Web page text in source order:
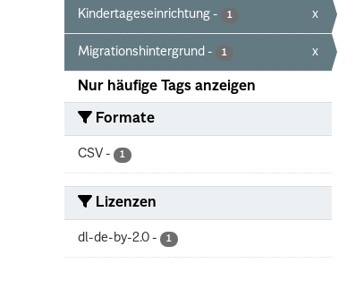
Kindertageseinrichtung - 1 x
Migrationshintergrund - 1 x
Nur häufige Tags anzeigen
Formate
CSV - 1
Lizenzen
dl-de-by-2.0 - 1